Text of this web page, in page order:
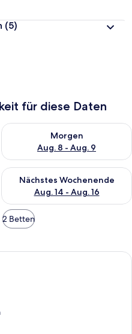
(5)
für diese Daten
Nacht, Aug. 7 - Aug. 8.
Morgen
Aug. 8 - Aug. 9
Überprüfe die Verfügbarkeit
Wochenende, Aug. 7
Nächstes Wochenende
Aug. 14 - Aug. 16
Überprüfe die Verfügbarkeit
2 Betten
Apartment (1) | Kostenloses WLAN,